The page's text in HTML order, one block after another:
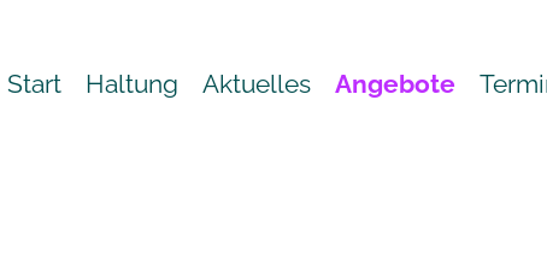
Start Haltung Aktuelles Angebote